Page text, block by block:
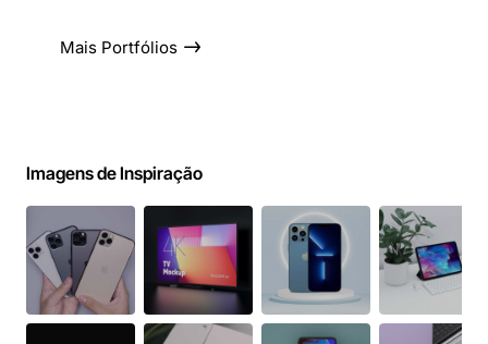
Mais Portfólios
Imagens de Inspiração